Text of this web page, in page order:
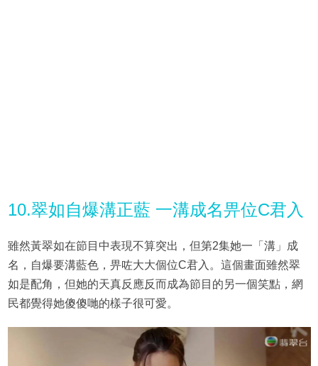
10.翠如自爆溝正藍 一溝成名畀位C君入
雖然黃翠如在節目中表現不算突出，但第2集她一「溝」成
名，自爆要溝藍色，畀咗大大個位C君入。這個畫面雖然翠
如是配角，但她的天真反應反而成為節目的另一個笑點，網
民都覺得她傻傻哋的樣子很可愛。